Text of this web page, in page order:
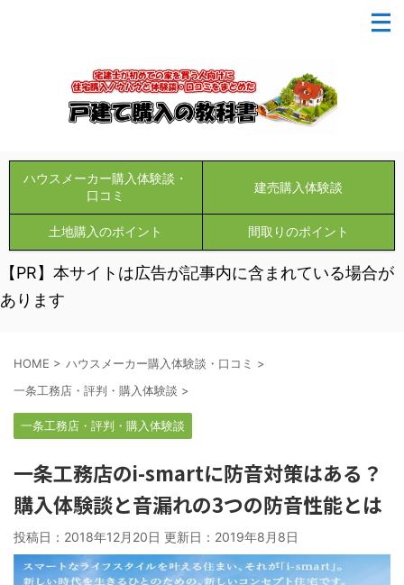
ハウスメーカー購入体験談・
口コミ
建売購入体験談
土地購入のポイント 間取りのポイント
【PR】本サイトは広告が記事内に含まれている場合が
あります
HOME > ハウスメーカー購入体験談・口コミ >
一条工務店・評判・購入体験談 >
一条工務店・評判・購入体験談
一条工務店のi-smartに防音対策はある？
購入体験談と音漏れの3つの防音性能とは
投稿日：2018年12月20日 更新日： 2019年8月8日